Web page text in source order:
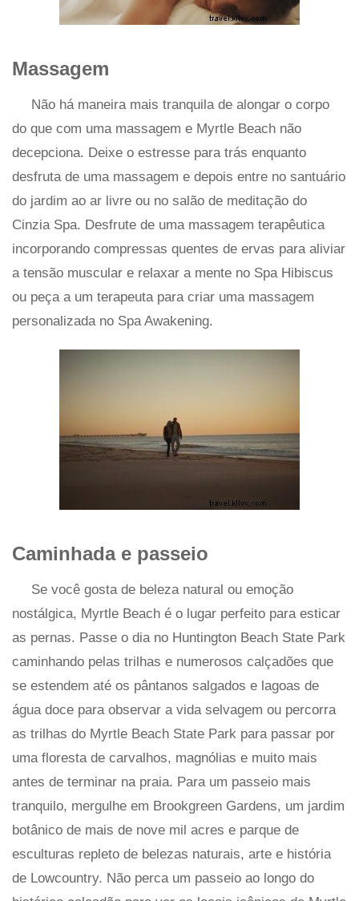
Massagem
Não há maneira mais tranquila de alongar o corpo
do que com uma massagem e Myrtle Beach não
decepciona. Deixe o estresse para trás enquanto
desfruta de uma massagem e depois entre no santuário
do jardim ao ar livre ou no salão de meditação do
Cinzia Spa. Desfrute de uma massagem terapêutica
incorporando compressas quentes de ervas para aliviar
a tensão muscular e relaxar a mente no Spa Hibiscus
ou peça a um terapeuta para criar uma massagem
personalizada no Spa Awakening.
Caminhada e passeio
Se você gosta de beleza natural ou emoção
nostálgica, Myrtle Beach é o lugar perfeito para esticar
as pernas. Passe o dia no Huntington Beach State Park
caminhando pelas trilhas e numerosos calçadões que
se estendem até os pântanos salgados e lagoas de
água doce para observar a vida selvagem ou percorra
as trilhas do Myrtle Beach State Park para passar por
uma floresta de carvalhos, magnólias e muito mais
antes de terminar na praia. Para um passeio mais
tranquilo, mergulhe em Brookgreen Gardens, um jardim
botânico de mais de nove mil acres e parque de
esculturas repleto de belezas naturais, arte e história
de Lowcountry. Não perca um passeio ao longo do